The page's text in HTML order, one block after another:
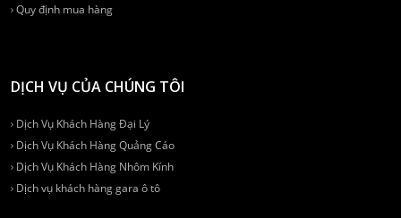
Quy định mua hàng
DỊCH VỤ CỦA CHÚNG TÔI
Dịch Vụ Khách Hàng Đại Lý
Dịch Vụ Khách Hàng Quảng Cáo
Dịch Vụ Khách Hàng Nhôm Kính
Dịch vụ khách hàng gara ô tô